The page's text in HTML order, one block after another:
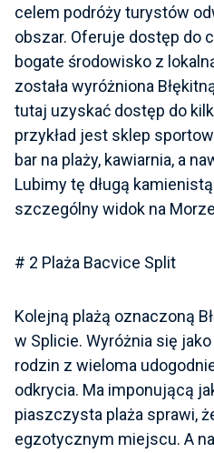
celem podróży turystów
obszar. Oferuje dostęp do
bogate środowisko z
została wyróżniona
tutaj uzyskać dostęp do
przykład jest sklep
bar na plaży, kawiarnia, a
Lubimy tę długą
szczególny widok na
# 2 Plaża Bacvice Split
Kolejną plażą oznaczoną
w Splicie. Wyróżnia się
rodzin z wieloma
odkrycia. Ma imponującą
piaszczysta plaża sprawi,
egzotycznym miejscu. A